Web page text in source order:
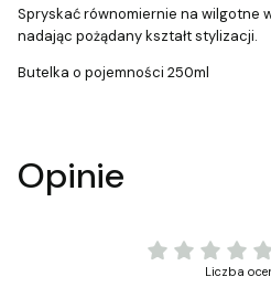
Spryskać równomiernie na wilgotne
nadając pożądany kształt stylizacji.
Butelka o pojemności 250ml
Opinie
Liczba